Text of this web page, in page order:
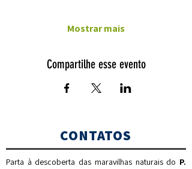
Mostrar mais
Compartilhe esse evento
CONTATOS
Parta à descoberta das maravilhas naturais do P.